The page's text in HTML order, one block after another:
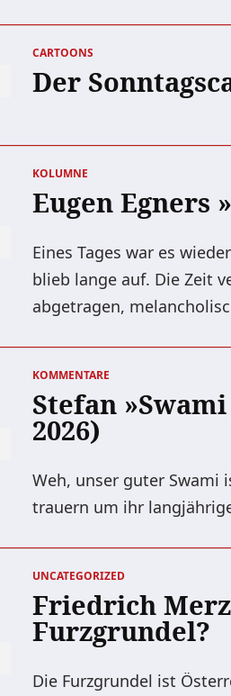
CARTOONS
Der
KOLUMNE
Eugen Egners
Eines Tages war es
blieb lange auf. Die Zeit
abgetragen,
KOMMENTARE
Stefan
2026)
Weh, unser guter Swami
trauern um ihr
UNCATEGORIZED
Friedrich
Furzgrundel?
Die Furzgrundel ist